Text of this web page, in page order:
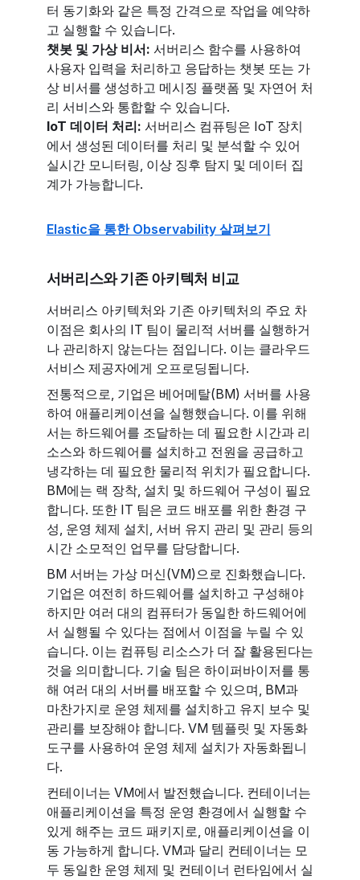
터 동기화와 같은 특정 간격으로 작업을 예약하
고 실행할 수 있습니다.
챗봇 및 가상 비서: 서버리스 함수를 사용하여
사용자 입력을 처리하고 응답하는 챗봇 또는 가
상 비서를 생성하고 메시징 플랫폼 및 자연어 처
리 서비스와 통합할 수 있습니다.
IoT 데이터 처리: 서버리스 컴퓨팅은 IoT 장치
에서 생성된 데이터를 처리 및 분석할 수 있어
실시간 모니터링, 이상 징후 탐지 및 데이터 집
계가 가능합니다.
Elastic을 통한 Observability 살펴보기
서버리스와 기존 아키텍처 비교
서버리스 아키텍처와 기존 아키텍처의 주요 차
이점은 회사의 IT 팀이 물리적 서버를 실행하거
나 관리하지 않는다는 점입니다. 이는 클라우드
서비스 제공자에게 오프로딩됩니다.
전통적으로, 기업은 베어메탈(BM) 서버를 사용
하여 애플리케이션을 실행했습니다. 이를 위해
서는 하드웨어를 조달하는 데 필요한 시간과 리
소스와 하드웨어를 설치하고 전원을 공급하고
냉각하는 데 필요한 물리적 위치가 필요합니다.
BM에는 랙 장착, 설치 및 하드웨어 구성이 필요
합니다. 또한 IT 팀은 코드 배포를 위한 환경 구
성, 운영 체제 설치, 서버 유지 관리 및 관리 등의
시간 소모적인 업무를 담당합니다.
BM 서버는 가상 머신(VM)으로 진화했습니다.
기업은 여전히 하드웨어를 설치하고 구성해야
하지만 여러 대의 컴퓨터가 동일한 하드웨어에
서 실행될 수 있다는 점에서 이점을 누릴 수 있
습니다. 이는 컴퓨팅 리소스가 더 잘 활용된다는
것을 의미합니다. 기술 팀은 하이퍼바이저를 통
해 여러 대의 서버를 배포할 수 있으며, BM과
마찬가지로 운영 체제를 설치하고 유지 보수 및
관리를 보장해야 합니다. VM 템플릿 및 자동화
도구를 사용하여 운영 체제 설치가 자동화됩니
다.
컨테이너는 VM에서 발전했습니다. 컨테이너는
애플리케이션을 특정 운영 환경에서 실행할 수
있게 해주는 코드 패키지로, 애플리케이션을 이
동 가능하게 합니다. VM과 달리 컨테이너는 모
두 동일한 운영 체제 및 컨테이너 런타임에서 실